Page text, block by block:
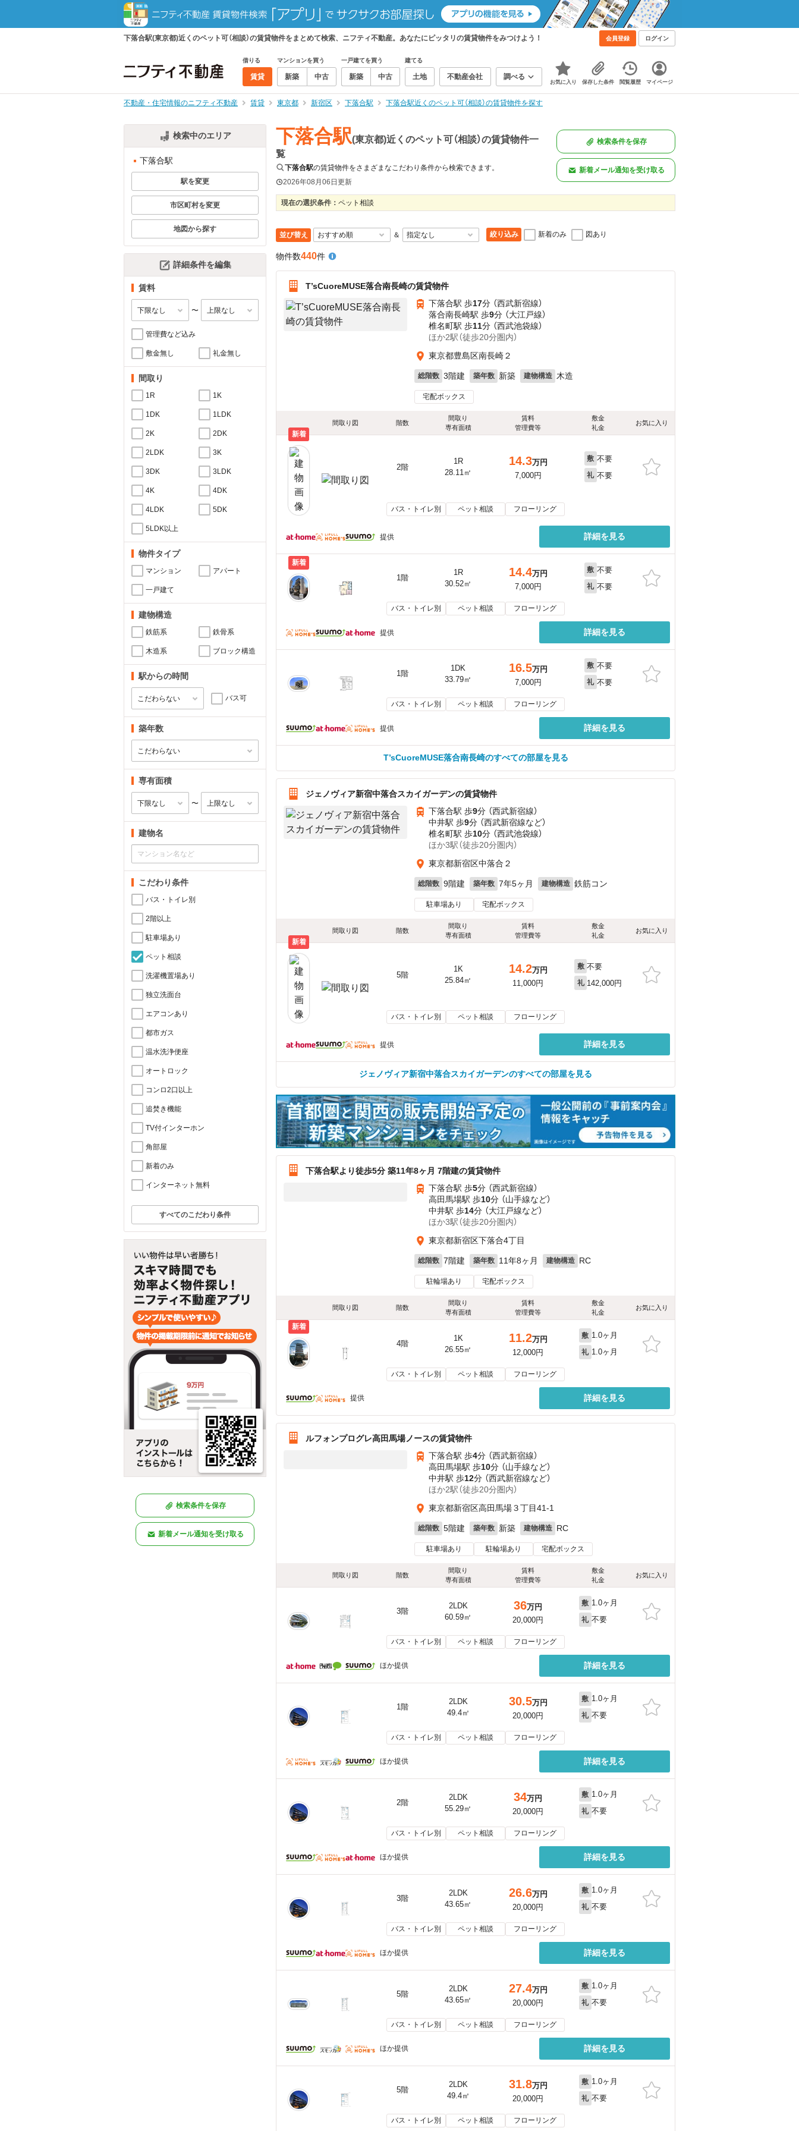
下落合駅(東京都)近くのペット可（相談）の賃貸物件をまとめて検索、ニフティ不動産。あなたにピッタリの賃貸物件をみつけよう！ 会員登録 ログイン
借りる
賃貸
マンションを買う
新築 中古
一戸建てを買う
新築 中古
建てる
土地 不動産会社 調べる
お気に入り 保存した条件 閲覧履歴 マイページ
不動産・住宅情報のニフティ不動産 賃貸 東京都 新宿区 下落合駅 下落合駅近くのペット可（相談）の賃貸物件を探す
検索中のエリア
下落合駅
駅を変更
市区町村を変更
地図から探す
詳細条件を編集
賃料
〜
管理費など込み
敷金無し 礼金無し
間取り
1R 1K
1DK 1LDK
2K 2DK
2LDK 3K
3DK 3LDK
4K 4DK
4LDK 5DK
5LDK以上
物件タイプ
マンション アパート
一戸建て
建物構造
鉄筋系 鉄骨系
木造系 ブロック構造
駅からの時間
バス可
築年数
専有面積
〜
建物名
こだわり条件
バス・トイレ別
2階以上
駐車場あり
ペット相談
洗濯機置場あり
独立洗面台
エアコンあり
都市ガス
温水洗浄便座
オートロック
コンロ2口以上
追焚き機能
TV付インターホン
角部屋
新着のみ
インターネット無料
すべてのこだわり条件
検索条件を保存
新着メール通知を受け取る
下落合駅(東京都)近くのペット可（相談）の賃貸物件一
覧
下落合駅の賃貸物件をさまざまなこだわり条件から検索できます。
2026年08月06日更新
検索条件を保存
新着メール通知を受け取る
現在の選択条件： ペット相談
並び替え ＆ 絞り込み 新着のみ 図あり
物件数440件
T’sCuoreMUSE落合南長崎の賃貸物件
下落合駅 歩17分 （西武新宿線）
落合南長崎駅 歩9分 （大江戸線）
椎名町駅 歩11分 （西武池袋線）
ほか2駅（徒歩20分圏内）
東京都豊島区南長崎２
総階数 3階建 築年数 新築 建物構造 木造
宅配ボックス
間取り図 階数
間取り
専有面積
賃料
管理費等
敷金
礼金
お気に入り
新着
2階
1R
28.11㎡
14.3万円
7,000円
敷 不要
礼 不要
バス・トイレ別 ペット相談 フローリング
提供 詳細を見る
新着
1階
1R
30.52㎡
14.4万円
7,000円
敷 不要
礼 不要
バス・トイレ別 ペット相談 フローリング
提供 詳細を見る
1階
1DK
33.79㎡
16.5万円
7,000円
敷 不要
礼 不要
バス・トイレ別 ペット相談 フローリング
提供 詳細を見る
T’sCuoreMUSE落合南長崎のすべての部屋を見る
ジェノヴィア新宿中落合スカイガーデンの賃貸物件
下落合駅 歩9分 （西武新宿線）
中井駅 歩9分 （西武新宿線など）
椎名町駅 歩10分 （西武池袋線）
ほか3駅（徒歩20分圏内）
東京都新宿区中落合２
総階数 9階建 築年数 7年5ヶ月 建物構造 鉄筋コン
駐車場あり 宅配ボックス
間取り図 階数
間取り
専有面積
賃料
管理費等
敷金
礼金
お気に入り
新着
5階
1K
25.84㎡
14.2万円
11,000円
敷 不要
礼 142,000円
バス・トイレ別 ペット相談 フローリング
提供 詳細を見る
ジェノヴィア新宿中落合スカイガーデンのすべての部屋を見る
下落合駅より徒歩5分 築11年8ヶ月 7階建の賃貸物件
下落合駅 歩5分 （西武新宿線）
高田馬場駅 歩10分 （山手線など）
中井駅 歩14分 （大江戸線など）
ほか3駅（徒歩20分圏内）
東京都新宿区下落合4丁目
総階数 7階建 築年数 11年8ヶ月 建物構造 RC
駐輪場あり 宅配ボックス
間取り図 階数
間取り
専有面積
賃料
管理費等
敷金
礼金
お気に入り
新着
4階
1K
26.55㎡
11.2万円
12,000円
敷 1.0ヶ月
礼 1.0ヶ月
バス・トイレ別 ペット相談 フローリング
提供 詳細を見る
ルフォンプログレ高田馬場ノースの賃貸物件
下落合駅 歩4分 （西武新宿線）
高田馬場駅 歩10分 （山手線など）
中井駅 歩12分 （西武新宿線など）
ほか2駅（徒歩20分圏内）
東京都新宿区高田馬場３丁目41-1
総階数 5階建 築年数 新築 建物構造 RC
駐車場あり 駐輪場あり 宅配ボックス
間取り図 階数
間取り
専有面積
賃料
管理費等
敷金
礼金
お気に入り
3階
2LDK
60.59㎡
36万円
20,000円
敷 1.0ヶ月
礼 不要
バス・トイレ別 ペット相談 フローリング
ほか提供 詳細を見る
1階
2LDK
49.4㎡
30.5万円
20,000円
敷 1.0ヶ月
礼 不要
バス・トイレ別 ペット相談 フローリング
ほか提供 詳細を見る
2階
2LDK
55.29㎡
34万円
20,000円
敷 1.0ヶ月
礼 不要
バス・トイレ別 ペット相談 フローリング
ほか提供 詳細を見る
3階
2LDK
43.65㎡
26.6万円
20,000円
敷 1.0ヶ月
礼 不要
バス・トイレ別 ペット相談 フローリング
ほか提供 詳細を見る
5階
2LDK
43.65㎡
27.4万円
20,000円
敷 1.0ヶ月
礼 不要
バス・トイレ別 ペット相談 フローリング
ほか提供 詳細を見る
5階
2LDK
49.4㎡
31.8万円
20,000円
敷 1.0ヶ月
礼 不要
バス・トイレ別 ペット相談 フローリング